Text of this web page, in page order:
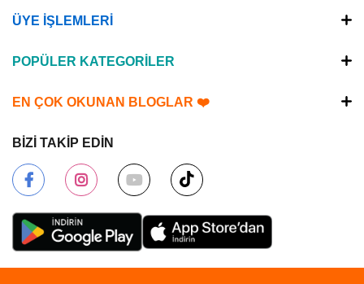
ÜYE İŞLEMLERİ
POPÜLER KATEGORİLER
EN ÇOK OKUNAN BLOGLAR ❤️
BİZİ TAKİP EDİN